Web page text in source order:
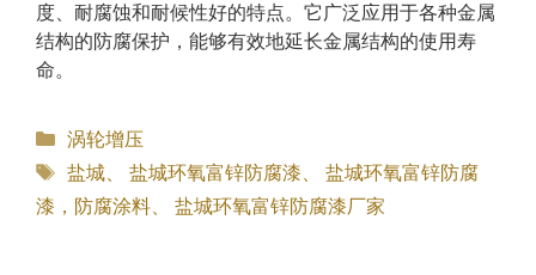
度、耐腐蚀和耐候性好的特点。它广泛应用于各种金属
结构的防腐保护，能够有效地延长金属结构的使用寿
命。
分
类
涡轮增压
标
签
盐城、 盐城环氧富锌防腐漆
盐城环氧富锌防腐
漆，防腐涂料
盐城环氧富锌防腐漆厂家